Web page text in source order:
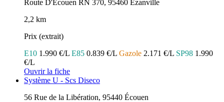
Route D'Ecouen RN 370, 95460 Ezanville
2,2 km
Prix (extrait)
E10 1.990 €/L E85 0.839 €/L Gazole 2.171 €/L SP98 1.990
€/L
Ouvrir la fiche
Système U - Scs Diseco
56 Rue de la Libération, 95440 Écouen